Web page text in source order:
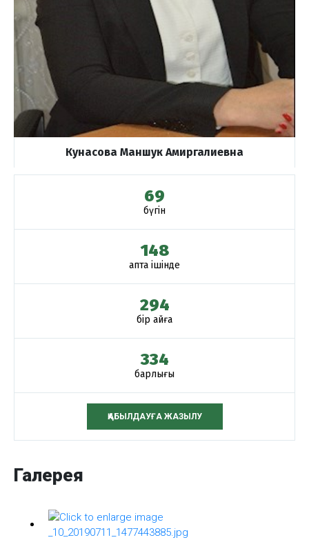
Кунасова Маншук Амиргалиевна
69
бүгін
148
апта ішінде
294
бір айға
334
барлығы
ҚАБЫЛДАУҒА ЖАЗЫЛУ
Галерея